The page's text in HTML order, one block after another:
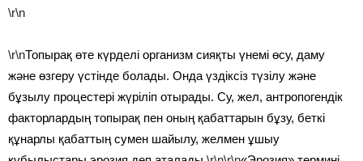
\r\n
\r\nТопырақ өте күрделі организм сияқты үнемі өсу, даму
және өзгеру үстінде болады. Онда үздіксіз түзілу және
бұзылу процестері жүріліп отырады. Су, жел, антропогендік
факторлардың топырақ пен оның қабаттарын бұзу, беткі
құнарлы қабаттың сумен шайылу, желмен ұшыу